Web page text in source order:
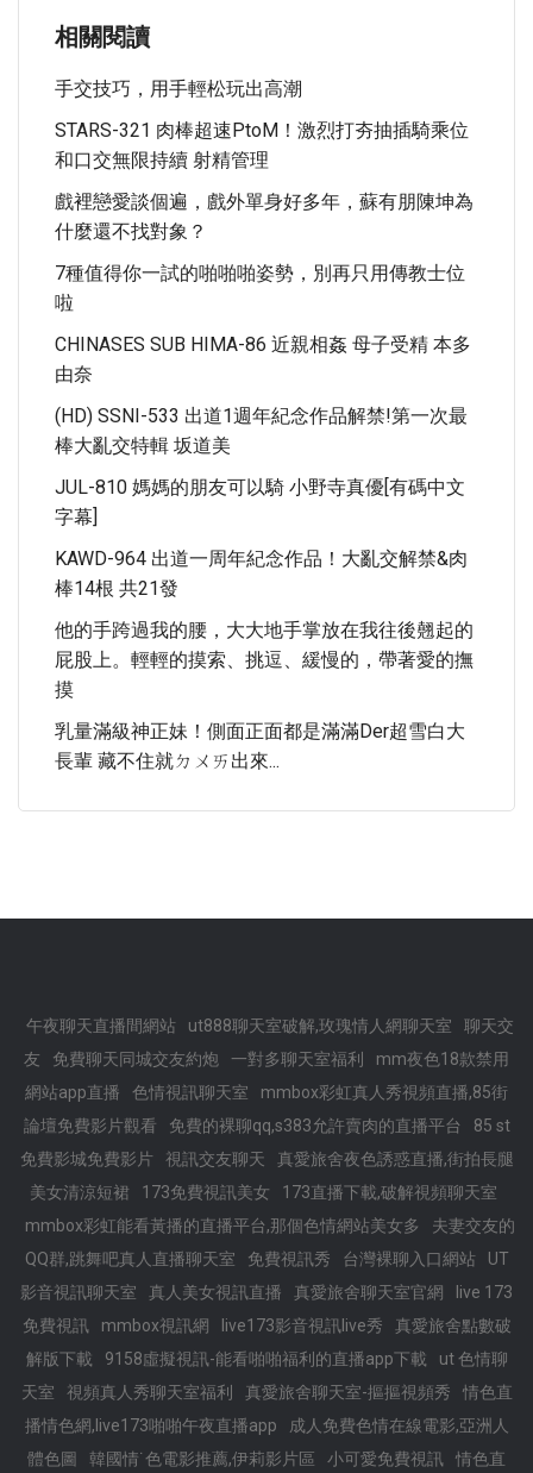
相關閱讀
手交技巧，用手輕松玩出高潮
STARS-321 肉棒超速PtoM！激烈打夯抽插騎乘位
和口交無限持續 射精管理
戲裡戀愛談個遍，戲外單身好多年，蘇有朋陳坤為
什麼還不找對象？
7種值得你一試的啪啪啪姿勢，別再只用傳教士位
啦
CHINASES SUB HIMA-86 近親相姦 母子受精 本多
由奈
(HD) SSNI-533 出道1週年紀念作品解禁!第一次最
棒大亂交特輯 坂道美
JUL-810 媽媽的朋友可以騎 小野寺真優[有碼中文
字幕]
KAWD-964 出道一周年紀念作品！大亂交解禁&肉
棒14根 共21發
他的手跨過我的腰，大大地手掌放在我往後翹起的
屁股上。輕輕的摸索、挑逗、緩慢的，帶著愛的撫
摸
乳量滿級神正妹！側面正面都是滿滿der超雪白大
長輩 藏不住就ㄉㄨㄞ出來...
午夜聊天直播間網站 ut888聊天室破解,玫瑰情人網聊天室
聊天交
友
免費聊天同城交友約炮 一對多聊天室福利
mm夜色18款禁用
網站app直播
色情視訊聊天室
mmbox彩虹真人秀視頻直播,85街
論壇免費影片觀看
免費的裸聊qq,s383允許賣肉的直播平台
85 st
免費影城免費影片
視訊交友聊天
真愛旅舍夜色誘惑直播,街拍長腿
美女清涼短裙
173免費視訊美女
173直播下載,破解視頻聊天室
mmbox彩虹能看黃播的直播平台,那個色情網站美女多
夫妻交友的
QQ群,跳舞吧真人直播聊天室
免費視訊秀 台灣裸聊入口網站
UT
影音視訊聊天室
真人美女視訊直播 真愛旅舍聊天室官網
live 173
免費視訊
mmbox視訊網 live173影音視訊live秀
真愛旅舍點數破
解版下載
9158虛擬視訊-能看啪啪福利的直播app下載
ut 色情聊
天室
視頻真人秀聊天室福利 真愛旅舍聊天室-摳摳視頻秀
情色直
播情色網,live173啪啪午夜直播app
成人免費色情在線電影,亞洲人
體色圖
韓國情˙色電影推薦,伊莉影片區 小可愛免費視訊 情色直